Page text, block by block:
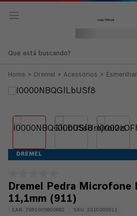
Dremel Acessórios Esmerilhar
DREMEL
Dremel Pedra Microfone
11,1mm (911)
EAN : 7891009800882 SKU : 2615000911